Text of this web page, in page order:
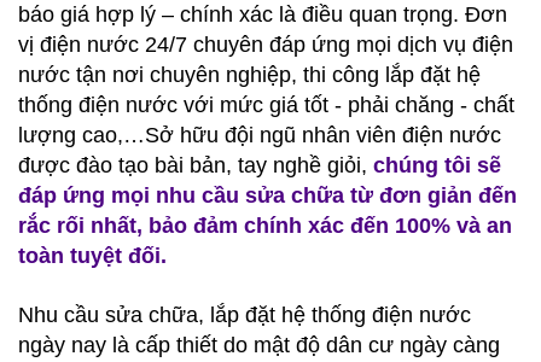
báo giá hợp lý – chính xác là điều quan trọng. Đơn
vị điện nước 24/7 chuyên đáp ứng mọi dịch vụ điện
nước tận nơi chuyên nghiệp, thi công lắp đặt hệ
thống điện nước với mức giá tốt - phải chăng - chất
lượng cao,…Sở hữu đội ngũ nhân viên điện nước
được đào tạo bài bản, tay nghề giỏi, chúng tôi sẽ
đáp ứng mọi nhu cầu sửa chữa từ đơn giản đến
rắc rối nhất, bảo đảm chính xác đến 100% và an
toàn tuyệt đối.
Nhu cầu sửa chữa, lắp đặt hệ thống điện nước
ngày nay là cấp thiết do mật độ dân cư ngày càng